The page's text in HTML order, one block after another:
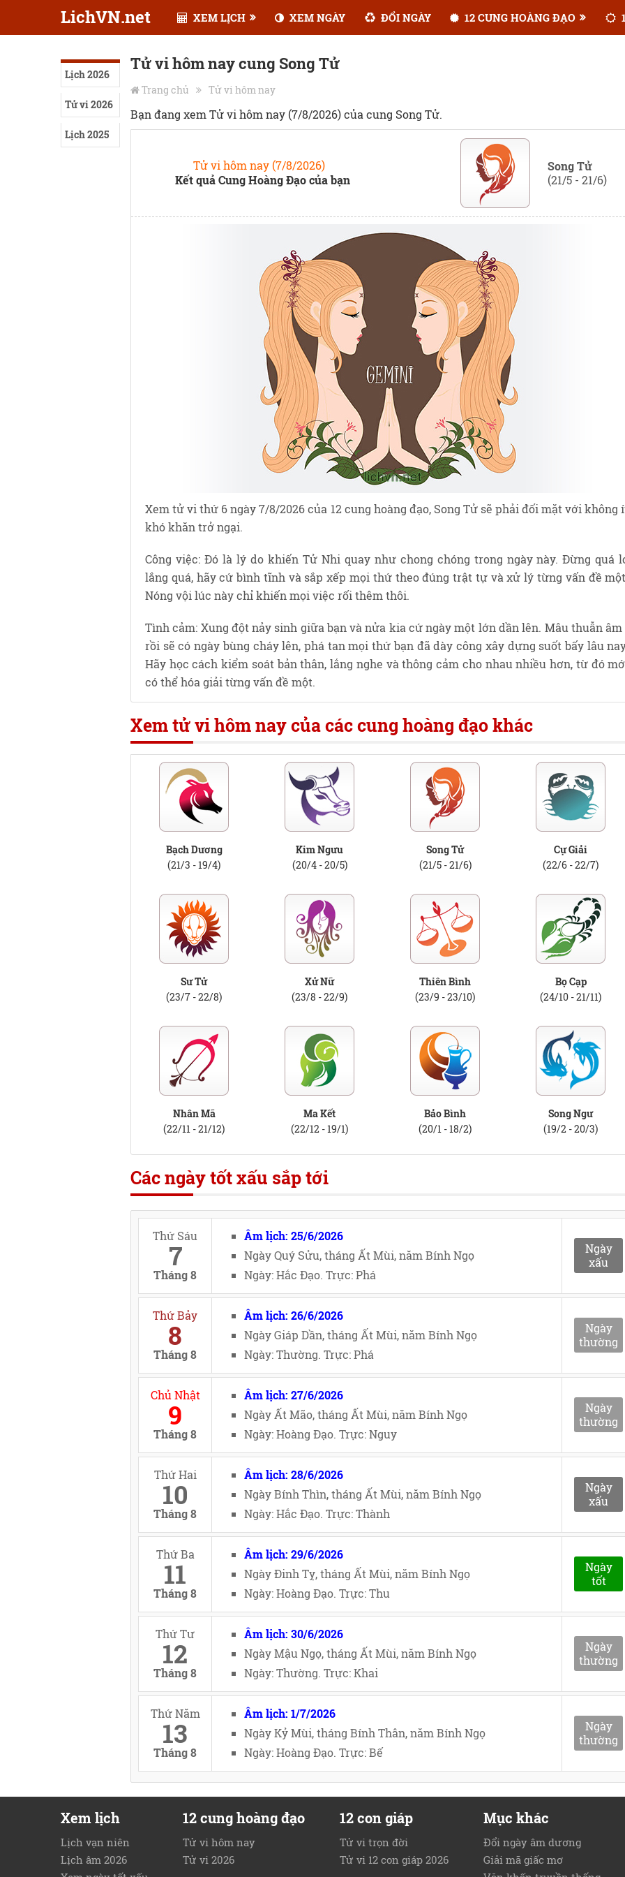
LichVN.net XEM LỊCH XEM NGÀY ĐỔI NGÀY 12 CUNG HOÀNG ĐẠO
Lịch 2026
Tử vi 2026
Lịch 2025
Tử vi hôm nay cung Song Tử
Trang chủ Tử vi hôm nay
Bạn đang xem Tử vi hôm nay (7/8/2026) của cung Song Tử.
Tử vi hôm nay (7/8/2026)
Kết quả Cung Hoàng Đạo của bạn
Song Tử
(21/5 - 21/6)
Xem tử vi thứ 6 ngày 7/8/2026 của 12 cung hoàng đạo, Song Tử sẽ phải đối mặt với không
khó khăn trở ngại.
Công việc: Đó là lý do khiến Tử Nhi quay như chong chóng trong ngày này. Đừng quá
lắng quá, hãy cứ bình tĩnh và sắp xếp mọi thứ theo đúng trật tự và xử lý từng vấn đề
Nóng vội lúc này chỉ khiến mọi việc rối thêm thôi.
Tình cảm: Xung đột nảy sinh giữa bạn và nửa kia cứ ngày một lớn dần lên. Mâu thuẫn âm
rồi sẽ có ngày bùng cháy lên, phá tan mọi thứ bạn đã dày công xây dựng suốt bấy lâu
Hãy học cách kiểm soát bản thân, lắng nghe và thông cảm cho nhau nhiều hơn, từ đó
có thể hóa giải từng vấn đề một.
Xem tử vi hôm nay của các cung hoàng đạo khác
Bạch Dương
(21/3 - 19/4)
Kim Ngưu
(20/4 - 20/5)
Song Tử
(21/5 - 21/6)
Cự Giải
(22/6 - 22/7)
Sư Tử
(23/7 - 22/8)
Xử Nữ
(23/8 - 22/9)
Thiên Bình
(23/9 - 23/10)
Bọ Cạp
(24/10 - 21/11)
Nhân Mã
(22/11 - 21/12)
Ma Kết
(22/12 - 19/1)
Bảo Bình
(20/1 - 18/2)
Song Ngư
(19/2 - 20/3)
Các ngày tốt xấu sắp tới
Thứ Sáu
7
Tháng 8
Âm lịch: 25/6/2026
Ngày Quý Sửu, tháng Ất Mùi, năm Bính Ngọ
Ngày: Hắc Đạo. Trực: Phá
Ngày
xấu
Thứ Bảy
8
Tháng 8
Âm lịch: 26/6/2026
Ngày Giáp Dần, tháng Ất Mùi, năm Bính Ngọ
Ngày: Thường. Trực: Phá
Ngày
thường
Chủ Nhật
9
Tháng 8
Âm lịch: 27/6/2026
Ngày Ất Mão, tháng Ất Mùi, năm Bính Ngọ
Ngày: Hoàng Đạo. Trực: Nguy
Ngày
thường
Thứ Hai
10
Tháng 8
Âm lịch: 28/6/2026
Ngày Bính Thìn, tháng Ất Mùi, năm Bính Ngọ
Ngày: Hắc Đạo. Trực: Thành
Ngày
xấu
Thứ Ba
11
Tháng 8
Âm lịch: 29/6/2026
Ngày Đinh Tỵ, tháng Ất Mùi, năm Bính Ngọ
Ngày: Hoàng Đạo. Trực: Thu
Ngày
tốt
Thứ Tư
12
Tháng 8
Âm lịch: 30/6/2026
Ngày Mậu Ngọ, tháng Ất Mùi, năm Bính Ngọ
Ngày: Thường. Trực: Khai
Ngày
thường
Thứ Năm
13
Tháng 8
Âm lịch: 1/7/2026
Ngày Kỷ Mùi, tháng Bính Thân, năm Bính Ngọ
Ngày: Hoàng Đạo. Trực: Bế
Ngày
thường
Xem lịch
Lịch vạn niên
Lịch âm 2026
12 cung hoàng đạo
Tử vi hôm nay
Tử vi 2026
12 con giáp
Tử vi trọn đời
Tử vi 12 con giáp 2026
Mục khác
Đổi ngày âm dương
Giải mã giấc mơ